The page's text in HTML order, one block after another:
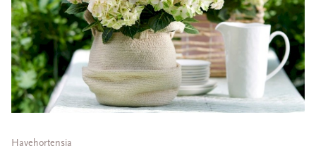
Havehortensia